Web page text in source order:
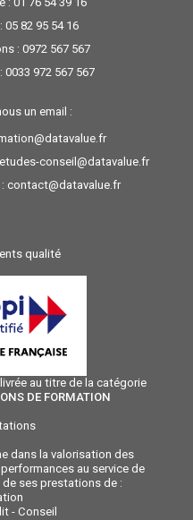
05 82 95 54 16
: 0972 567 567
0033 972 567 567
un email :
etudes-conseil@datavalue.fr
contact@datavalue.fr
qualité
au titre de la catégorie
DE FORMATION
dans la valorisation des
au service de
ses prestations de :
- Conseil